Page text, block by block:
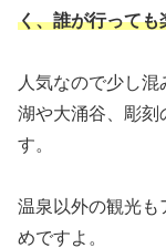
く、誰が行っても
人気なので少し
湖や大涌谷、彫刻
す。
温泉以外の観光も
めですよ。